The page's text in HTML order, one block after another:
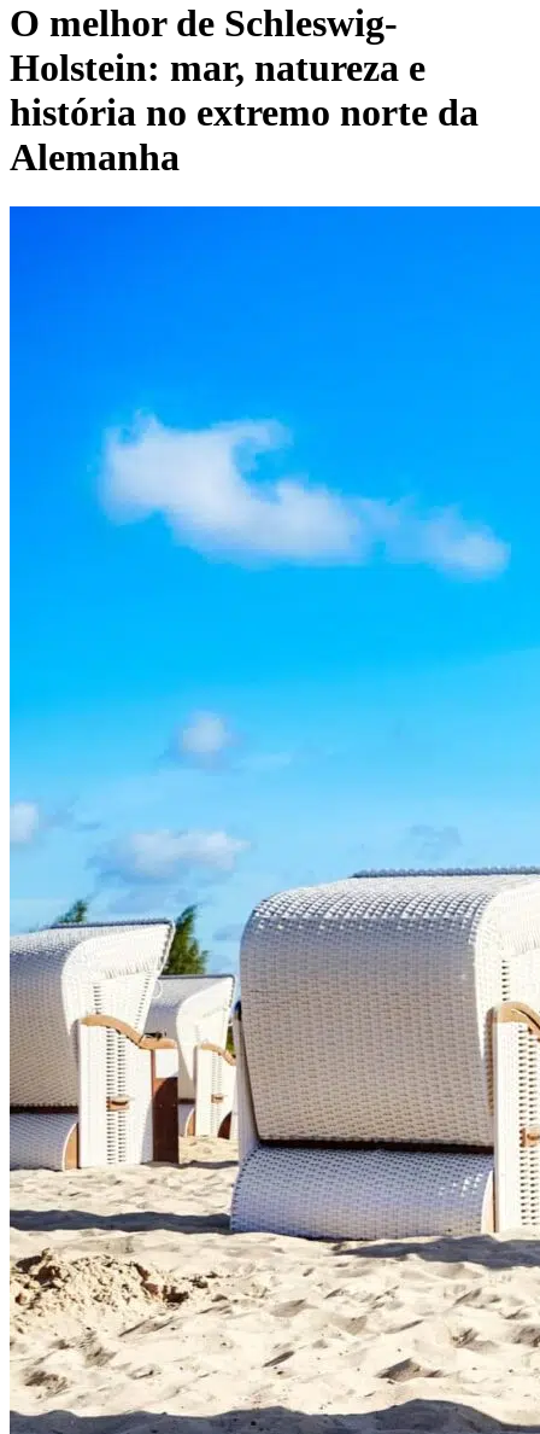
O melhor de Schleswig-
Holstein: mar, natureza e
história no extremo norte da
Alemanha